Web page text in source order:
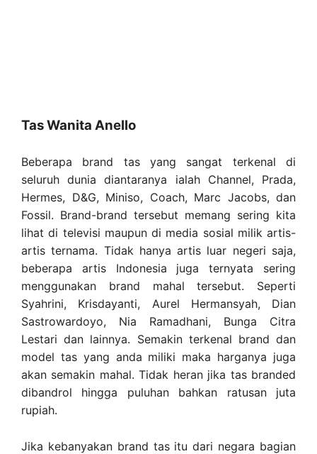
Tas Wanita Anello
Beberapa brand tas yang sangat terkenal di
seluruh dunia diantaranya ialah Channel, Prada,
Hermes, D&G, Miniso, Coach, Marc Jacobs, dan
Fossil. Brand-brand tersebut memang sering kita
lihat di televisi maupun di media sosial milik artis-
artis ternama. Tidak hanya artis luar negeri saja,
beberapa artis Indonesia juga ternyata sering
menggunakan brand mahal tersebut. Seperti
Syahrini, Krisdayanti, Aurel Hermansyah, Dian
Sastrowardoyo, Nia Ramadhani, Bunga Citra
Lestari dan lainnya. Semakin terkenal brand dan
model tas yang anda miliki maka harganya juga
akan semakin mahal. Tidak heran jika tas branded
dibandrol hingga puluhan bahkan ratusan juta
rupiah.
Jika kebanyakan brand tas itu dari negara bagian